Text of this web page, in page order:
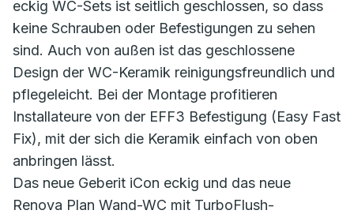
eckig WC-Sets ist seitlich geschlossen, so dass
keine Schrauben oder Befestigungen zu sehen
sind. Auch von außen ist das geschlossene
Design der WC-Keramik reinigungsfreundlich und
pflegeleicht. Bei der Montage profitieren
Installateure von der EFF3 Befestigung (Easy Fast
Fix), mit der sich die Keramik einfach von oben
anbringen lässt.
Das neue Geberit iCon eckig und das neue
Renova Plan Wand-WC mit TurboFlush-